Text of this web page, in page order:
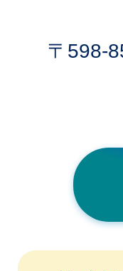
〒598-